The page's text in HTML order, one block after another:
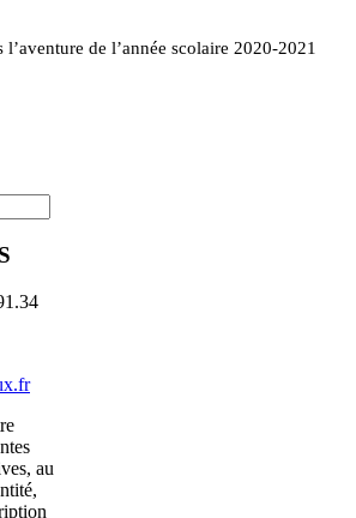
l’aventure de l’année scolaire 2020-2021
au